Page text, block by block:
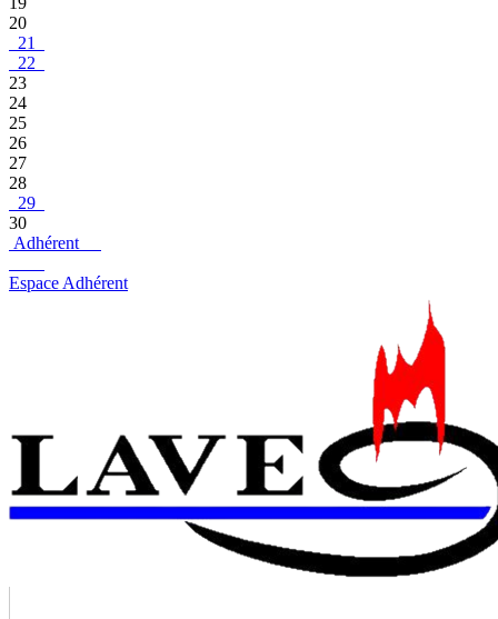
20
21
22
23
24
25
26
27
28
29
30
Adhérent
Espace Adhérent